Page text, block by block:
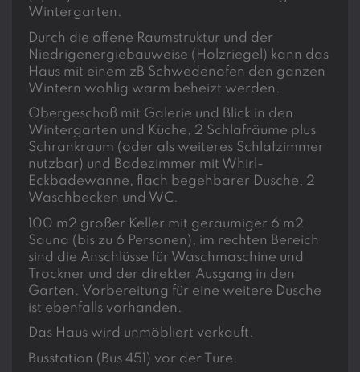
Wintergarten.
Durch die offene Raumstruktur und der
Niedrigenergiebauweise (Holzriegel) kann das
Haus mit einem zB Schwedenofen den ganzen
Wintern wohlig warm beheizt werden.
Obergeschoß mit Galerie und Blick in den
Wintergarten und Küche, 2 Schlafräume plus
Schrankraum (oder als weiteres Schlafzimmer
nutzbar) und Badezimmer mit Whirl-
Eckbadewanne, flach begehbarer Dusche, 2
Waschbecken und WC.
100 m2 großer Keller mit geräumiger 6 m2
Sauna (bis zu 6 Personen), im rechten Bereich
sind die Anschlüsse für Waschmaschine und
Trockner und der direkter Ausgang in den
Garten. Vorbereitung für eine weitere Dusche
ist ebenfalls vorhanden.
Das Haus wird unmöbliert verkauft.
Busstation (Bus 451) vor der Türe.